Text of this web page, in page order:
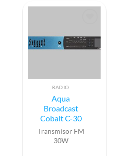
RADIO
Aqua
Broadcast
Cobalt C-30
Transmisor FM
30W